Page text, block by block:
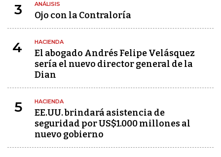
3 ANÁLISIS
Ojo con la Contraloría
4 HACIENDA
El abogado Andrés Felipe Velásquez
sería el nuevo director general de la
Dian
5 HACIENDA
EE.UU. brindará asistencia de
seguridad por US$1.000 millones al
nuevo gobierno